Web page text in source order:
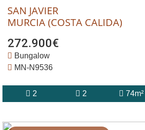
SAN JAVIER
MURCIA (COSTA CALIDA)
272.900€
Bungalow
MN-N9536
2 2 74m²